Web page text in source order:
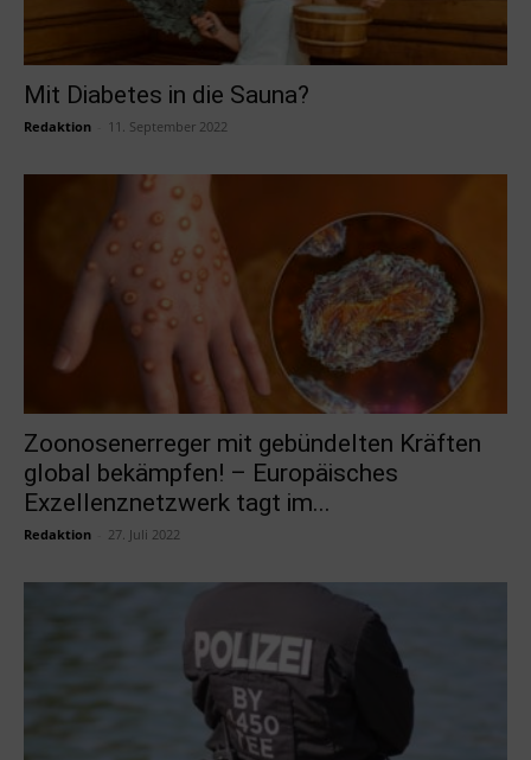
Mit Diabetes in die Sauna?
Redaktion 11. September 2022
Zoonosenerreger mit gebündelten Kräften
global bekämpfen! – Europäisches
Exzellenznetzwerk tagt im...
Redaktion 27. Juli 2022